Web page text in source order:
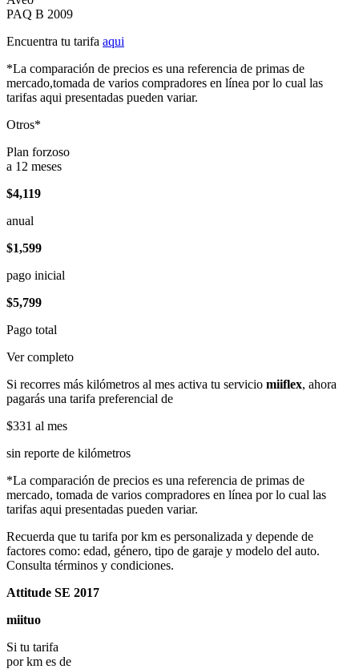
PAQ B 2009
Encuentra tu tarifa aqui
*La comparación de precios es una referencia de primas de
mercado,tomada de varios compradores en línea por lo cual las
tarifas aqui presentadas pueden variar.
Otros*
Plan forzoso
a 12 meses
$4,119
anual
$1,599
pago inicial
$5,799
Pago total
Ver completo
Si recorres más kilómetros al mes activa tu servicio miiflex, ahora
pagarás una tarifa preferencial de
$331 al mes
sin reporte de kilómetros
*La comparación de precios es una referencia de primas de
mercado, tomada de varios compradores en línea por lo cual las
tarifas aqui presentadas pueden variar.
Recuerda que tu tarifa por km es personalizada y depende de
factores como: edad, género, tipo de garaje y modelo del auto.
Consulta términos y condiciones.
Attitude SE 2017
miituo
Si tu tarifa
por km es de